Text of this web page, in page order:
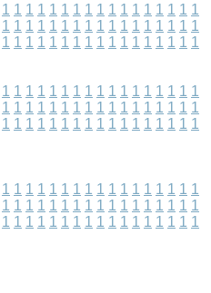
1 1 1 1 1 1 1 1 1 1 1 1 1 1 1 1 1
1 1 1 1 1 1 1 1 1 1 1 1 1 1 1 1 1
1 1 1 1 1 1 1 1 1 1 1 1 1 1 1 1 1
1 1 1 1 1 1 1 1 1 1 1 1 1 1 1 1 1
1 1 1 1 1 1 1 1 1 1 1 1 1 1 1 1 1
1 1 1 1 1 1 1 1 1 1 1 1 1 1 1 1 1
1 1 1 1 1 1 1 1 1 1 1 1 1 1 1 1 1
1 1 1 1 1 1 1 1 1 1 1 1 1 1 1 1 1
1 1 1 1 1 1 1 1 1 1 1 1 1 1 1 1 1